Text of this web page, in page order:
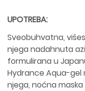
UPOTREBA:
Sveobuhvatna,
njega nadahnuta
formulirana u
Hydrance Aqua-gel
njega, noćna